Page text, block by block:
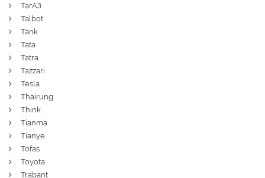
ТагАЗ
Talbot
Tank
Tata
Tatra
Tazzari
Tesla
Thairung
Think
Tianma
Tianye
Tofas
Toyota
Trabant